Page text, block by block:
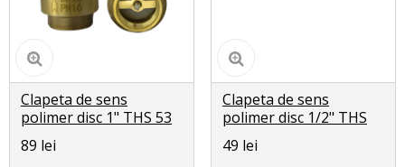
Clapeta de sens
polimer disc 1" THS 53
89 lei
Clapeta de sens
polimer disc 1/2" THS
51
49 lei